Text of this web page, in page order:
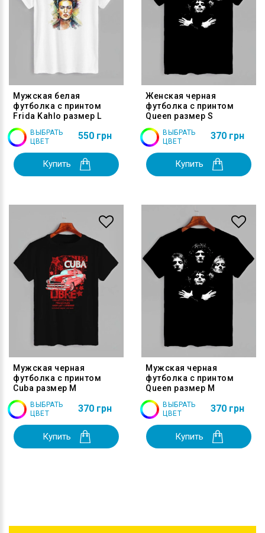
Мужская белая
футболка с принтом
Frida Kahlo размер L
ВЫБРАТЬ
ЦВЕТ
550 грн
Купить
Женская черная
футболка с принтом
Queen размер S
ВЫБРАТЬ
ЦВЕТ
370 грн
Купить
Мужская черная
футболка с принтом
Cuba размер M
ВЫБРАТЬ
ЦВЕТ
370 грн
Купить
Мужская черная
футболка с принтом
Queen размер M
ВЫБРАТЬ
ЦВЕТ
370 грн
Купить